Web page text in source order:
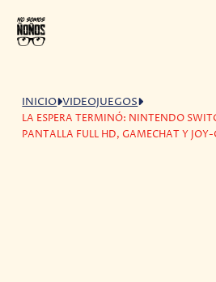
INICIO VIDEOJUEGOS
LA ESPERA TERMINÓ: NINTENDO
PANTALLA FULL HD, GAMECHAT Y